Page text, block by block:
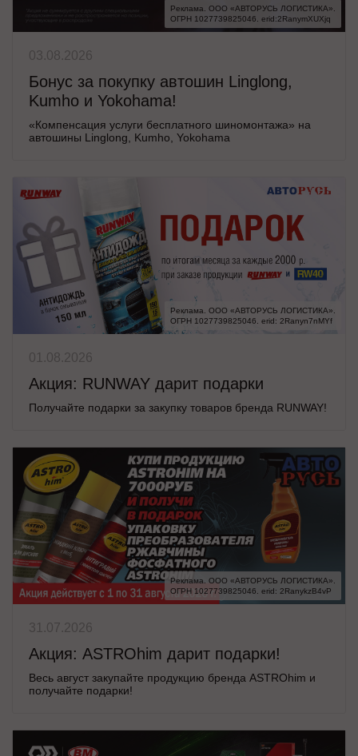
Реклама. ООО «АВТОРУСЬ ЛОГИСТИКА».
ОГРН 1027739825046. erid:2RanymXUXjq
03.08.2026
Бонус за покупку автошин Linglong,
Kumho и Yokohama!
«Компенсация услуги бесплатного шиномонтажа» на
автошины Linglong, Kumho, Yokohama
Реклама. ООО «АВТОРУСЬ ЛОГИСТИКА».
ОГРН 1027739825046. erid: 2Ranyn7nMYf
01.08.2026
Акция: RUNWAY дарит подарки
Получайте подарки за закупку товаров бренда RUNWAY!
Реклама. ООО «АВТОРУСЬ ЛОГИСТИКА».
ОГРН 1027739825046. erid: 2RanykzB4vP
31.07.2026
Акция: ASTROhim дарит подарки!
Весь август закупайте продукцию бренда ASTROhim и
получайте подарки!